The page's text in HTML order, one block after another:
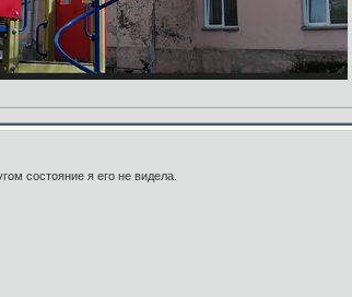
состояние я его не видела.